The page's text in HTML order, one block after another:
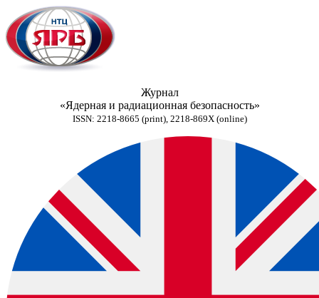
Журнал
«Ядерная и радиационная безопасность»
ISSN: 2218-8665 (print), 2218-869X (online)